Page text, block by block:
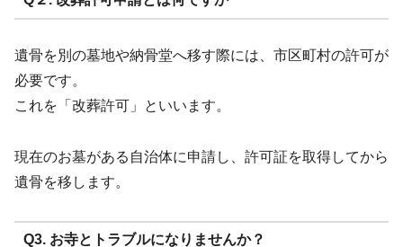
遺骨を別の墓地や納骨堂へ移す際には、市区町村の許可が
必要です。
これを「改葬許可」といいます。
現在のお墓がある自治体に申請し、許可証を取得してから
遺骨を移します。
Q3. お寺とトラブルになりませんか？